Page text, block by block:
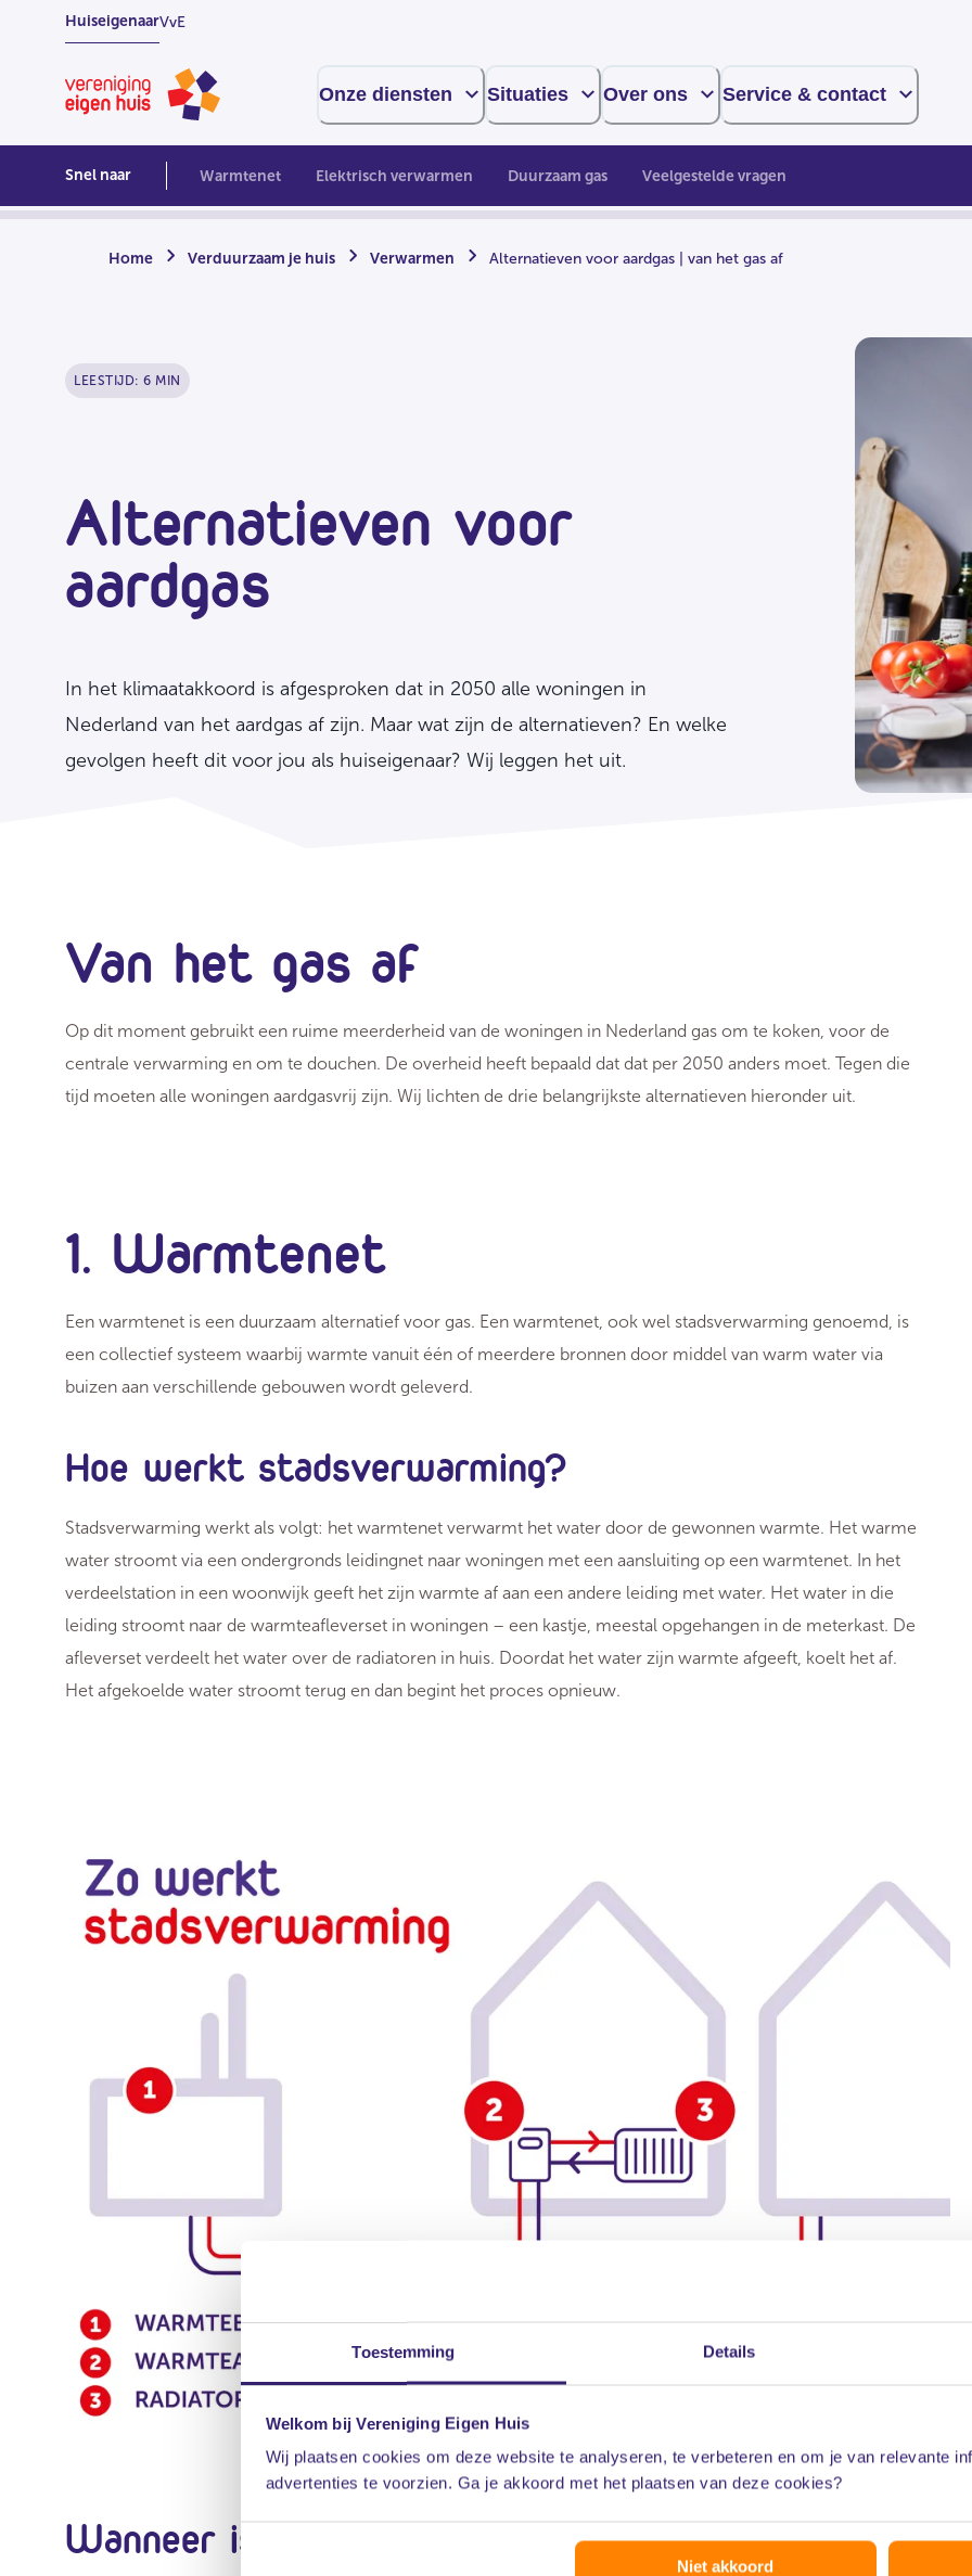
Toestemming Details
Welkom bij Vereniging Eigen Huis
Wij plaatsen cookies om deze website te analyseren, te verbeteren en om je van relevante
advertenties te voorzien. Ga je akkoord met het plaatsen van deze cookies?
Niet akkoord
OverslaanHuiseigenaarVvE
Homepage
Onze diensten Situaties Over ons Service & contact
Snel naar Warmtenet Elektrisch verwarmen Duurzaam gas Veelgestelde vragen
Home Verduurzaam je huis Verwarmen Alternatieven voor aardgas | van het gas af
LEESTIJD: 6 MIN
Alternatieven voor
aardgas
In het klimaatakkoord is afgesproken dat in 2050 alle woningen in
Nederland van het aardgas af zijn. Maar wat zijn de alternatieven? En welke
gevolgen heeft dit voor jou als huiseigenaar? Wij leggen het uit.
Van het gas af
Op dit moment gebruikt een ruime meerderheid van de woningen in Nederland gas om te koken, voor de
centrale verwarming en om te douchen. De overheid heeft bepaald dat dat per 2050 anders moet. Tegen die
tijd moeten alle woningen aardgasvrij zijn. Wij lichten de drie belangrijkste alternatieven hieronder uit.
1. Warmtenet
Een warmtenet is een duurzaam alternatief voor gas. Een warmtenet, ook wel stadsverwarming genoemd, is
een collectief systeem waarbij warmte vanuit één of meerdere bronnen door middel van warm water via
buizen aan verschillende gebouwen wordt geleverd.
Hoe werkt stadsverwarming?
Stadsverwarming werkt als volgt: het warmtenet verwarmt het water door de gewonnen warmte. Het warme
water stroomt via een ondergronds leidingnet naar woningen met een aansluiting op een warmtenet. In het
verdeelstation in een woonwijk geeft het zijn warmte af aan een andere leiding met water. Het water in die
leiding stroomt naar de warmteafleverset in woningen – een kastje, meestal opgehangen in de meterkast. De
afleverset verdeelt het water over de radiatoren in huis. Doordat het water zijn warmte afgeeft, koelt het af.
Het afgekoelde water stroomt terug en dan begint het proces opnieuw.
Wanneer is een warmtenet geschikt?